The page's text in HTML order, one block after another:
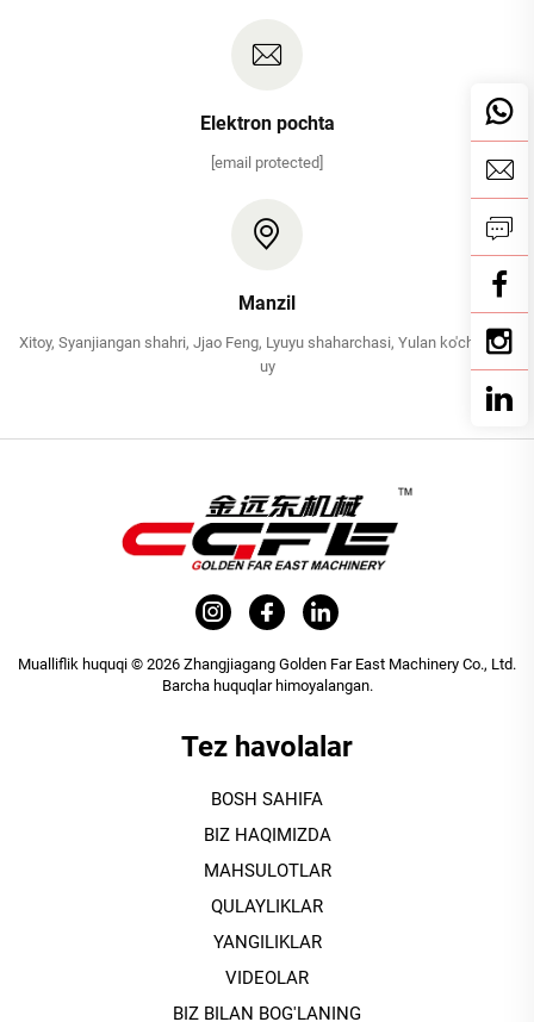
Elektron pochta
[email protected]
Manzil
Xitoy, Syanjiangan shahri, Jjao Feng, Lyuyu shaharchasi, Yulan ko'chasi, 2-
uy
Mualliflik huquqi © 2026 Zhangjiagang Golden Far East Machinery Co., Ltd.
Barcha huquqlar himoyalangan.
Tez havolalar
BOSH SAHIFA
BIZ HAQIMIZDA
MAHSULOTLAR
QULAYLIKLAR
YANGILIKLAR
VIDEOLAR
BIZ BILAN BOG'LANING